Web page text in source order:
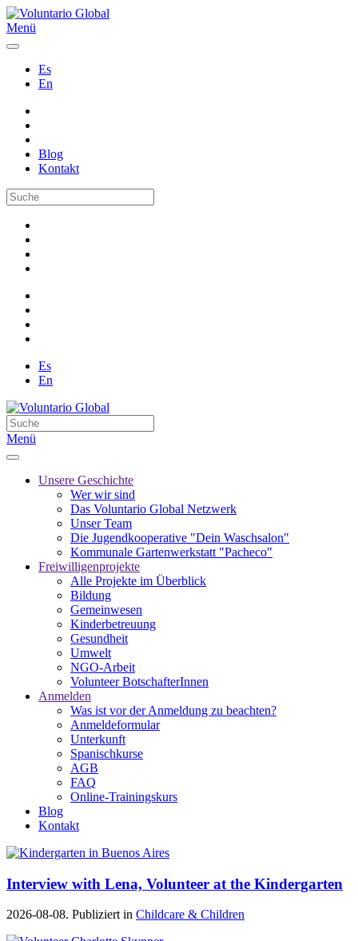
Menü
Es
En
Blog
Kontakt
Es
En
Menü
Unsere Geschichte
Wer wir sind
Das Voluntario Global Netzwerk
Unser Team
Die Jugendkooperative "Dein Waschsalon"
Kommunale Gartenwerkstatt "Pacheco"
Freiwilligenprojekte
Alle Projekte im Überblick
Bildung
Gemeinwesen
Kinderbetreuung
Gesundheit
Umwelt
NGO-Arbeit
Volunteer BotschafterInnen
Anmelden
Was ist vor der Anmeldung zu beachten?
Anmeldeformular
Unterkunft
Spanischkurse
AGB
FAQ
Online-Trainingskurs
Blog
Kontakt
Interview with Lena, Volunteer at the Kindergarten
2026-08-08. Publiziert in Childcare & Children